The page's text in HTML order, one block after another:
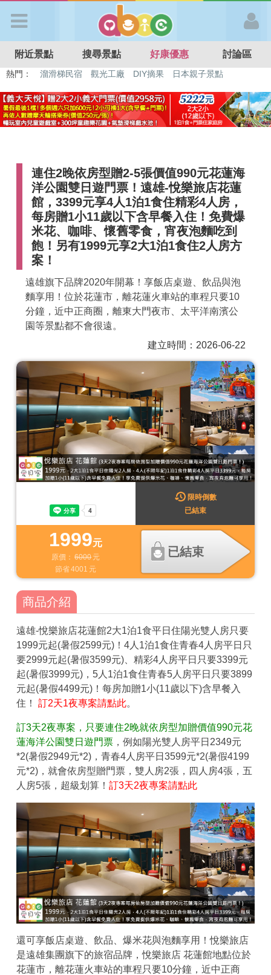
APP登入
首 頁
好康優惠
最新消息
最新留言
商家合作
推薦景點
聯絡我們
APP下載
附近景點 搜尋景點 好康優惠 討論區
熱門： 特色遊戲場 親子住房優惠 台北親子餐廳
溫泉泡湯SPA
連住2晚依房型贈2-5張價值990元花蓮海
洋公園雙日遊門票！遠雄-悅樂旅店花蓮
館，3399元享4人1泊1食住精彩4人房，
每房贈1小11歲以下含早餐入住！免費爆
米花、咖啡、懷舊零食，宵夜泡麵吃到
飽！另有1999元享2大1泊1食住2人房方
案！
遠雄旗下品牌2020年開幕！享飯店桌遊、飲品與泡
麵享用！位於花蓮市，離花蓮火車站的車程只要10
分鐘，近中正商圈，離東大門夜市、太平洋南濱公
園等景點都不會很遠。
建立時間：2026-06-22
1999元
原價： 6000元
節省4001 元
已結束
限時倒數
已結束
商品介紹
遠雄-悅樂旅店花蓮館2大1泊1食平日住陽光雙人房只要
1999元起(暑假2599元)！4人1泊1食住青春4人房平日只
要2999元起(暑假3599元)、精彩4人房平日只要3399元
起(暑假3999元)，5人1泊1食住青春5人房平日只要3899
元起(暑假4499元)！每房加贈1小(11歲以下)含早餐入
住！ 訂2天1夜專案請點此。
訂3天2夜專案，只要連住2晚就依房型加贈價值990元花
蓮海洋公園雙日遊門票，例如陽光雙人房平日2349元
*2(暑假2949元*2)，青春4人房平日3599元*2(暑假4199
元*2)，就會依房型贈門票，雙人房2張，四人房4張，五
人房5張，超級划算！ 訂3天2夜專案請點此
還可享飯店桌遊、飲品、爆米花與泡麵享用！悅樂旅店
是遠雄集團旗下的旅宿品牌，悅樂旅店 花蓮館地點位於
花蓮市，離花蓮火車站的車程只要10分鐘，近中正商